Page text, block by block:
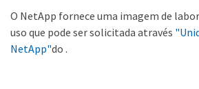
O NetApp fornece uma imagem de
uso que pode ser solicitada através
NetApp"do .